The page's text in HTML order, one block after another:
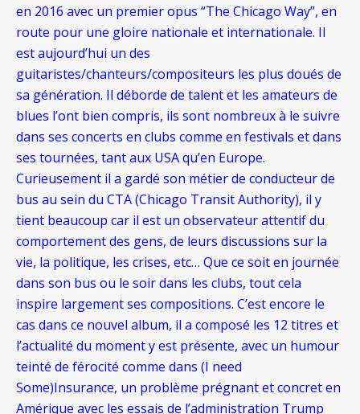
en 2016 avec un premier opus “The Chicago Way”, en
route pour une gloire nationale et internationale. Il
est aujourd’hui un des
guitaristes/chanteurs/compositeurs les plus doués de
sa génération. Il déborde de talent et les amateurs de
blues l’ont bien compris, ils sont nombreux à le suivre
dans ses concerts en clubs comme en festivals et dans
ses tournées, tant aux USA qu’en Europe.
Curieusement il a gardé son métier de conducteur de
bus au sein du CTA (Chicago Transit Authority), il y
tient beaucoup car il est un observateur attentif du
comportement des gens, de leurs discussions sur la
vie, la politique, les crises, etc… Que ce soit en journée
dans son bus ou le soir dans les clubs, tout cela
inspire largement ses compositions. C’est encore le
cas dans ce nouvel album, il a composé les 12 titres et
l’actualité du moment y est présente, avec un humour
teinté de férocité comme dans (I need
Some)Insurance, un problème prégnant et concret en
Amérique avec les essais de l’administration Trump